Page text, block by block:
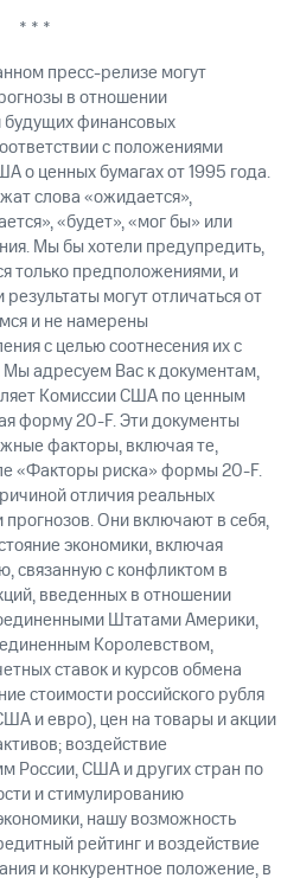
* * *
пресс-релизе могут
в отношении
будущих финансовых
с положениями
о ценных бумагах от 1995 года.
слова «ожидается»,
«будет», «мог бы» или
Мы бы хотели предупредить,
только предположениями, и
могут отличаться от
и не намерены
с целью соотнесения их с
адресуем Вас к документам,
Комиссии США по ценным
форму 20-F. Эти документы
факторы, включая те,
«Факторы риска» формы 20-F.
отличия реальных
прогнозов. Они включают в себя,
экономики, включая
связанную с конфликтом в
введенных в отношении
Штатами Америки,
Королевством,
ставок и курсов обмена
стоимости российского рубля
и евро), цен на товары и акции
воздействие
России, США и других стран по
и стимулированию
нашу возможность
рейтинг и воздействие
и конкурентное положение, в